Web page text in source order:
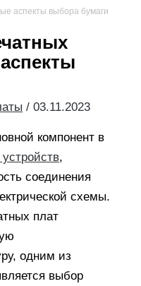
аспекты выбора бумаги
/03.11.2023
компонент в
,
соединения
схемы.
плат
одним из
выбор